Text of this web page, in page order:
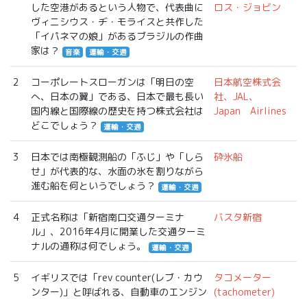
した空港があるという人物で、代表曲に
ヴィニシウス・ヂ・モライスと共作した
「イパネマの娘」があるブラジルの作曲
家は？
音楽 運輸・交通
ロス・ジョビン
2
コーポレートスローガンは「明日の空
へ、日本の翼」である、日本で最も長い
国内線と国際線の歴史を持つ株式会社は
どこでしょう？
運輸・交通
日本航空株式会
社、JAL、
Japan Airlines
3
日本では南極観測船の「ふじ」や「しら
せ」が代表的な、水面の氷を割りながら
進む船を何というでしょう？
運輸・交通
砕氷船
4
正式名称は「新宿南口交通ターミナ
ル」、2016年4月に開業した交通ターミ
ナルの通称は何でしょう。
運輸・交通
バスタ新宿
5
イギリスでは「rev counter(レブ・カウ
ンター)」と呼ばれる、自動車のエンジン
タコメーター
(tachometer)